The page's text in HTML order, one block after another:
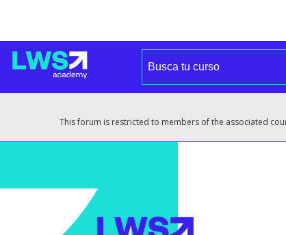
This forum is restricted to members of the associated